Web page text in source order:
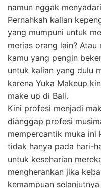
namun nggak
Pernahkah kalian
yang mumpuni untuk
merias orang lain?
kamu yang pengin
untuk kalian yang dulu
karena Yuka Makeup
make up di Bali.
Kini profesi menjadi
dianggap profesi
mempercantik muka ini
tidak hanya pada hari-
untuk keseharian
mengherankan jika
kemampuan